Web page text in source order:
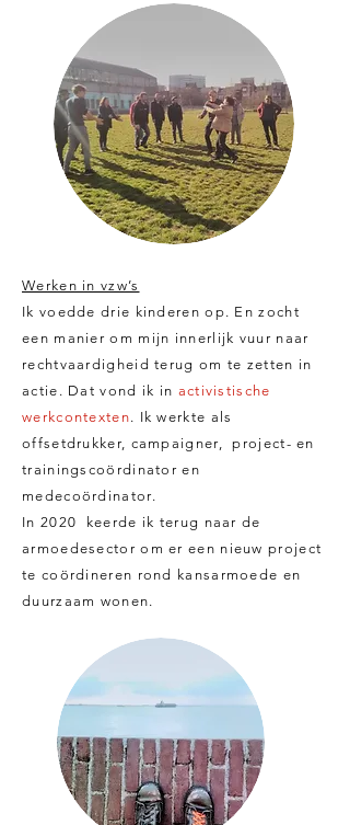
Werken in vzw’s
Ik voedde drie kinderen op. En zocht
een manier om mijn innerlijk vuur naar
rechtvaardigheid terug om te zetten in
actie. Dat vond ik in activistische
werkcontexten. Ik werkte als
offsetdrukker, campaigner, project- en
trainingscoördinator en
medecoördinator.
In 2020 keerde ik terug naar de
armoedesector om er een nieuw project
te coördineren rond kansarmoede en
duurzaam wonen.